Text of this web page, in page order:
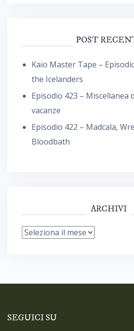
POST
Kaio Master Tape –
the Icelanders
Episodio 423 – Miscellanea
vacanze
Episodio 422 – Madcala,
Bloodbath
ARCHIVI
Archivi
SEGUICI SU